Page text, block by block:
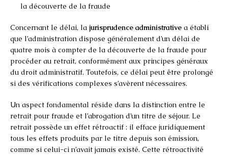
la découverte de la fraude
Concernant le délai, la jurisprudence administrative a établi
que l’administration dispose généralement d’un délai de
quatre mois à compter de la découverte de la fraude pour
procéder au retrait, conformément aux principes généraux
du droit administratif. Toutefois, ce délai peut être prolongé
si des vérifications complexes s’avèrent nécessaires.
Un aspect fondamental réside dans la distinction entre le
retrait pour fraude et l’abrogation d’un titre de séjour. Le
retrait possède un effet rétroactif : il efface juridiquement
tous les effets produits par le titre depuis son émission,
comme si celui-ci n’avait jamais existé. Cette rétroactivité